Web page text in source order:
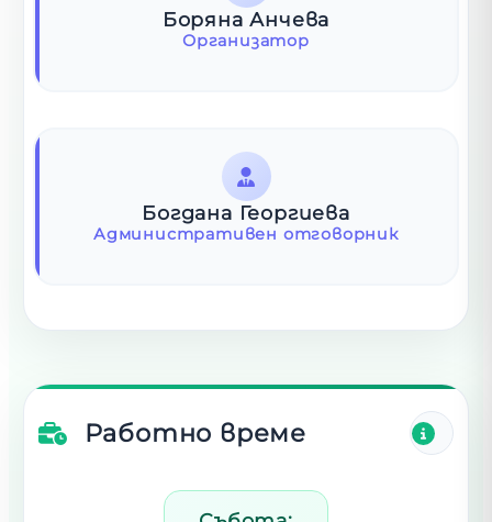
Боряна Анчева
Организатор
Богдана Георгиева
Административен отговорник
Работно време